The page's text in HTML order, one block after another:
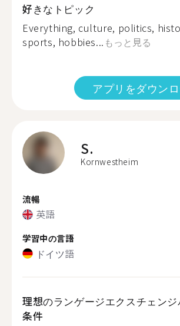
好きなトピック
Everything, culture, politics,
sports, hobbies... もっと見る
アプリをダウン
S.
Kornwestheim
流暢
英語
学習中の言語
ドイツ語
理想のランゲージエクスチェン
条件